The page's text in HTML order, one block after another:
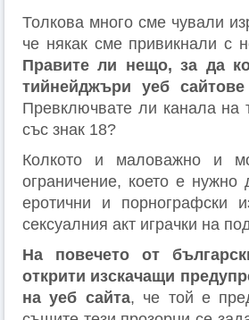
Толкова много сме чували
че някак сме привикнали с
Правите ли нещо, за да
тийнейджъри уеб
Превключвате ли канала на
със знак 18?
Колкото и маловажно и
ограничение, което е
еротични и порнографски
сексуалния акт играчки на
На повечето от
открити изскачащи
на уеб сайта, че той е